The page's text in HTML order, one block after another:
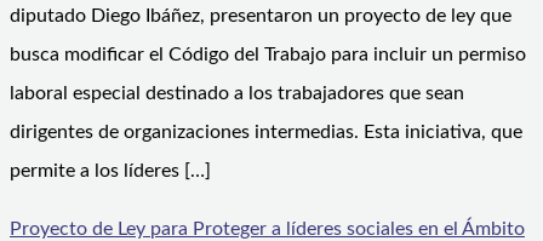
diputado Diego Ibáñez, presentaron un proyecto de ley que
busca modificar el Código del Trabajo para incluir un permiso
laboral especial destinado a los trabajadores que sean
dirigentes de organizaciones intermedias. Esta iniciativa, que
permite a los líderes […]
Proyecto de Ley para Proteger a líderes sociales en el Ámbito